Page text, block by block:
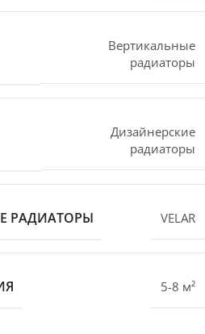
Вертикальные
радиаторы
Дизайнерские
радиаторы
РАДИАТОРЫ VELAR
5-8 м²